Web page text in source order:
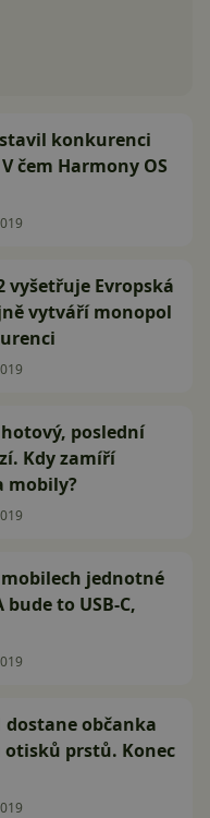
konkurenci
čem Harmony OS
vyšetřuje Evropská
vytváří monopol
poslední
Kdy zamíří
mobily?
jednotné
to USB-C,
dostane občanka
otisků prstů. Konec